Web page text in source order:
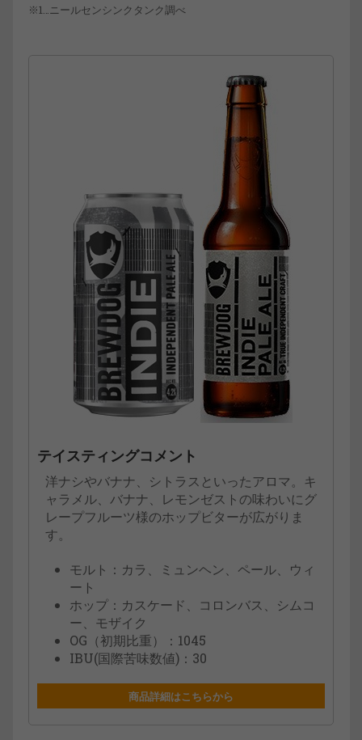
※1…ニールセンシンクタンク調べ
テイスティングコメント
洋ナシやバナナ、シトラスといったアロマ。キ
ャラメル、バナナ、レモンゼストの味わいにグ
レープフルーツ様のホップビターが広がりま
す。
モルト：カラ、ミュンヘン、ペール、ウィ
ート
ホップ：カスケード、コロンバス、シムコ
ー、モザイク
OG（初期比重）：1045
IBU(国際苦味数値)：30
商品詳細はこちらから